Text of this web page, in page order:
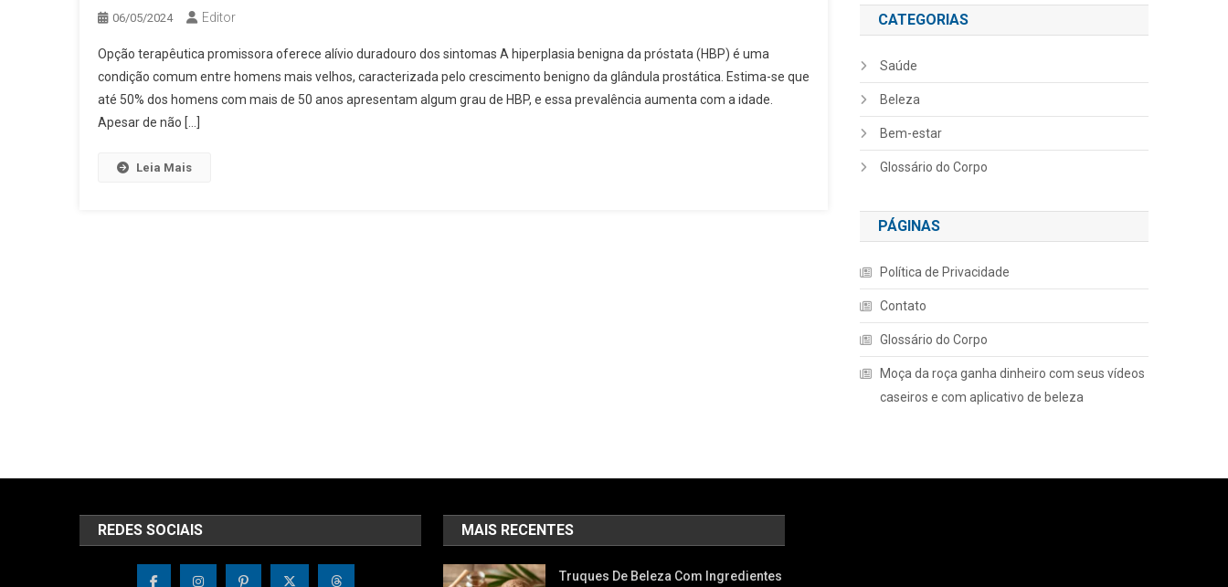
06/05/2024 Editor
Opção terapêutica promissora oferece alívio duradouro dos sintomas A hiperplasia benigna da próstata (HBP) é uma
condição comum entre homens mais velhos, caracterizada pelo crescimento benigno da glândula prostática. Estima-se que
até 50% dos homens com mais de 50 anos apresentam algum grau de HBP, e essa prevalência aumenta com a idade.
Apesar de não […]
Leia Mais
CATEGORIAS
Saúde
Beleza
Bem-estar
Glossário do Corpo
PÁGINAS
Política de Privacidade
Contato
Glossário do Corpo
Moça da roça ganha dinheiro com seus vídeos
caseiros e com aplicativo de beleza
REDES SOCIAIS MAIS RECENTES
Truques De Beleza Com Ingredientes